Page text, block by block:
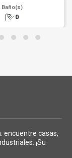
Baño(s)
0
encuentre casas,
¡Su